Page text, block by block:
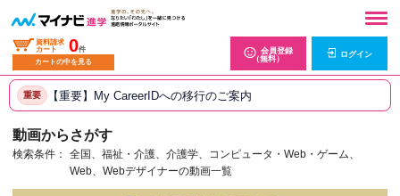
資料請求
カート
0件
カートの中を見る
会員登録
（無料）
ログイン
重要 【重要】My CareerIDへの移行のご案内
動画からさがす
検索条件：
全国、福祉・介護、介護学、コンピュータ・Web・ゲーム、
Web、Webデザイナーの動画一覧